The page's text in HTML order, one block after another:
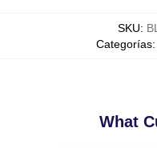
SKU:
Categorías:
What